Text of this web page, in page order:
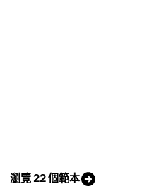
瀏覽 22 個範本